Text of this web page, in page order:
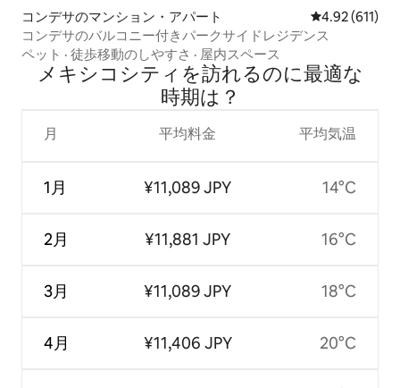
コンデサのマンション・アパート レビュー611
4.92 (611)
コンデサのバルコニー付きパークサイドレジデンス
ペット · 徒歩移動のしやすさ · 屋内スペース
メキシコシティを訪⁠れ⁠るの⁠に最⁠適⁠な
時⁠期⁠は⁠？
月
1月
2月
3月
4月
平均料金
¥11,089 JPY
¥11,881 JPY
¥11,089 JPY
¥11,406 JPY
平均気温
14°C
16°C
18°C
20°C